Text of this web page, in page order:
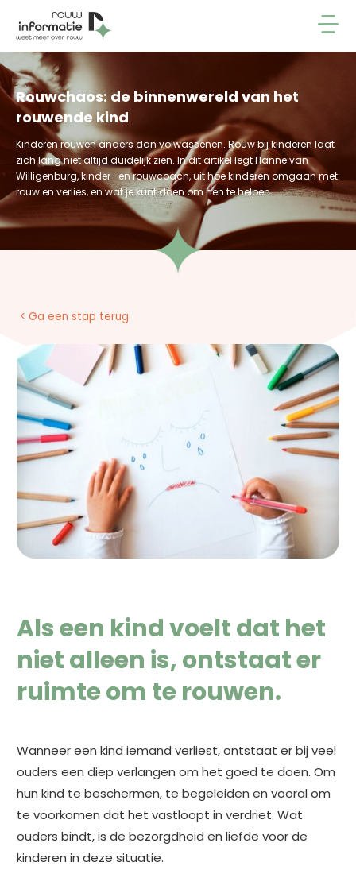
Rouwchaos: de binnenwereld van het
rouwende kind
Kinderen rouwen anders dan volwassenen. Rouw bij kinderen laat
zich lang niet altijd duidelijk zien. In dit artikel legt Hanne van
Willigenburg, kinder- en rouwcoach, uit hoe kinderen omgaan met
rouw en verlies, en wat je kunt doen om hen te helpen.
< Ga een stap terug
Als een kind voelt dat het
niet alleen is, ontstaat er
ruimte om te rouwen.
Wanneer een kind iemand verliest, ontstaat er bij veel
ouders een diep verlangen om het goed te doen. Om
hun kind te beschermen, te begeleiden en vooral om
te voorkomen dat het vastloopt in verdriet. Wat
ouders bindt, is de bezorgdheid en liefde voor de
kinderen in deze situatie.